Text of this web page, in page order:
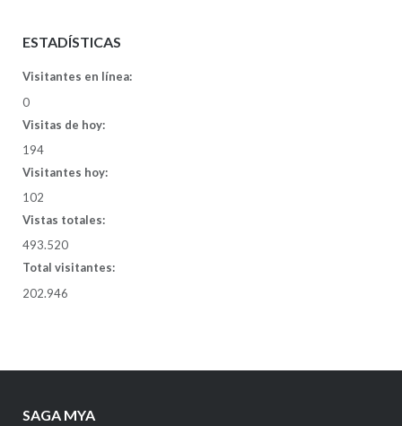
ESTADÍSTICAS
Visitantes en línea:
0
Visitas de hoy:
194
Visitantes hoy:
102
Vistas totales:
493.520
Total visitantes:
202.946
SAGA MYA